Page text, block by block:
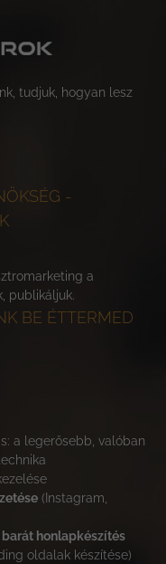
tudjuk, hogyan lesz
-
a
publikáljuk.
BE ÉTTERMED
a legerősebb, valóban
(Instagram,
barát honlapkészítés
oldalak készítése)